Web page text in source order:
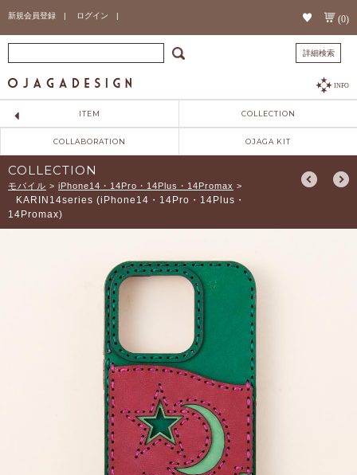
新規会員登録 | ログイン | (0)
詳細検索
INFO
ITEM COLLECTION
COLLABORATION OJAGA KIT
COLLECTION
モバイル > iPhone14・14Pro・14Plus・14Promax >
KARIN14series (iPhone14・14Pro・14Plus・
14Promax)